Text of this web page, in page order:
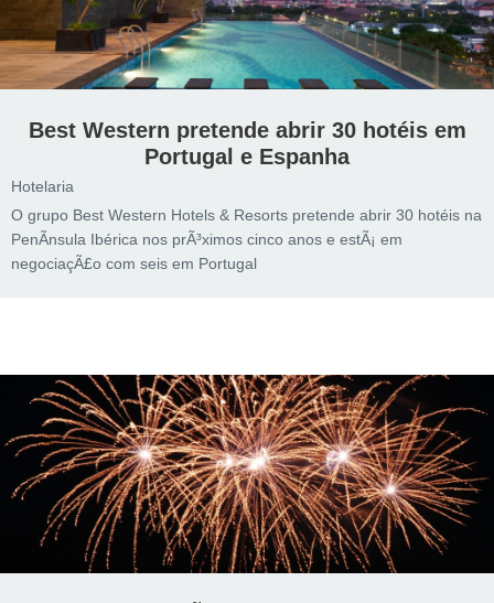
Best Western pretende abrir 30 hotéis em
Portugal e Espanha
Hotelaria
O grupo Best Western Hotels & Resorts pretende abrir 30 hotéis na
PenÃ­nsula Ibérica nos prÃ³ximos cinco anos e estÃ¡ em
negociaçÃ£o com seis em Portugal